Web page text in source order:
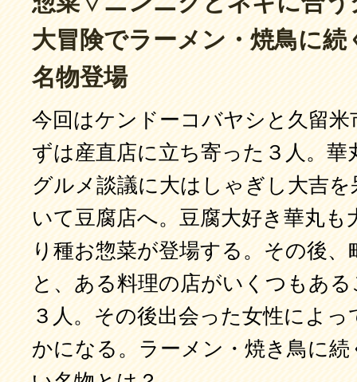
大冒険でラーメン・焼鳥に続
名物登場
今回はケンドーコバヤシと久留米
ずは産直店に立ち寄った３人。華
グルメ談議に大はしゃぎし大吉
いて豆腐店へ。豆腐大好き華丸も
り種お惣菜が登場する。その後
と、ある料理の店がいくつもあ
３人。その後出会った女性によ
かになる。ラーメン・焼き鳥に続